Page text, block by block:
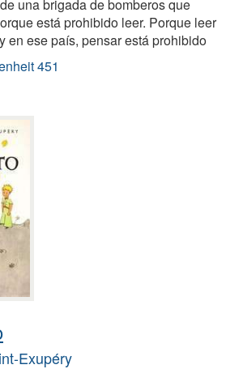
una brigada de bomberos que
está prohibido leer. Porque leer
en ese país, pensar está prohibido
451
Exupéry